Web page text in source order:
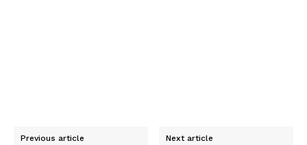
Previous article Next article